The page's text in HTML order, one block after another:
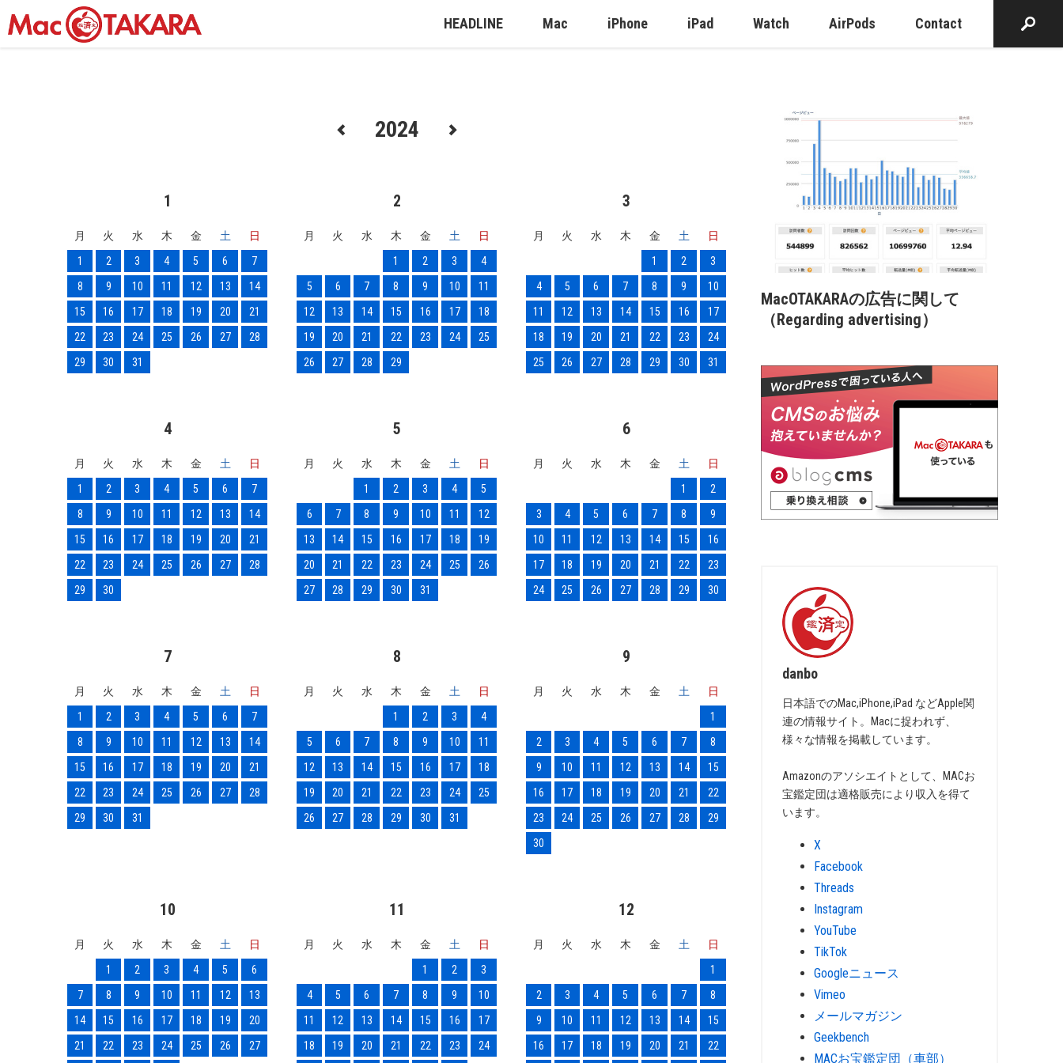
HEADLINE Mac iPhone iPad Watch AirPods Contact
2024
1
月 火 水 木 金 土
日
1
2 3 4 5 6
7
8
9 10 11 12 13
14
15
16 17 18 19 20
21
22
23 24 25 26 27
28
29
30 31
2
月 火 水 木 金 土
日
1
2 3
4
5
6 7 8 9 10
11
12
13 14 15 16 17
18
19
20 21 22 23 24
25
26
27 28 29
3
月 火 水 木 金 土
日
1
2
3
4
5 6 7 8 9
10
11
12 13 14 15 16
17
18
19 20 21 22 23
24
25
26 27 28 29 30 31
4
月 火 水 木 金 土
日
1
2 3 4 5 6
7
8
9 10 11 12 13
14
15
16 17 18 19 20
21
22
23 24 25 26 27
28
29
30
5
月 火 水 木 金 土
日
1
2 3 4
5
6
7 8 9 10 11
12
13
14 15 16 17 18
19
20
21 22 23 24 25
26
27
28 29 30 31
6
月 火 水 木 金 土
日
1
2
3
4 5 6 7 8
9
10
11 12 13 14 15
16
17
18 19 20 21 22
23
24
25 26 27 28 29 30
7
月 火 水 木 金 土
日
1
2 3 4 5 6
7
8
9 10 11 12 13
14
15
16 17 18 19 20
21
22
23 24 25 26 27
28
29
30 31
8
月 火 水 木 金 土
日
1
2 3
4
5
6 7 8 9 10
11
12
13 14 15 16 17
18
19
20 21 22 23 24
25
26
27 28 29 30 31
9
月 火 水 木 金 土
日
1
2
3 4 5 6 7
8
9
10 11 12 13 14
15
16
17 18 19 20 21
22
23
24 25 26 27 28
29
30
10
月 火 水 木 金 土
日
1
2 3 4 5
6
7
8 9 10 11 12
13
14
15 16 17 18 19
20
21
22 23 24 25 26 27
11
月 火 水 木 金 土
日
1
2
3
4
5 6 7 8 9
10
11
12 13 14 15 16
17
18
19 20 21 22 23 24
12
月 火 水 木 金 土
日
1
2
3 4 5 6 7
8
9
10 11 12 13 14
15
16
17 18 19 20 21 22
MacOTAKARAの広告に関して
（Regarding advertising）
danbo
日本語でのMac,iPhone,iPad などApple関
連の情報サイト。Macに捉われず、
様々な情報を掲載しています。
Amazonのアソシエイトとして、MACお
宝鑑定団は適格販売により収入を得て
います。
X
Facebook
Threads
Instagram
YouTube
TikTok
Googleニュース
Vimeo
メールマガジン
Geekbench
MACお宝鑑定団（車部）